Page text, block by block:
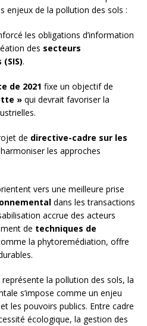
enjeux de la pollution des sols :
les obligations d’information
des secteurs
.
de 2021 fixe un objectif de
» qui devrait favoriser la
de directive-cadre sur les
les approches
vers une meilleure prise
dans les transactions
accrue des acteurs
de techniques de
la phytoremédiation, offre
représente la pollution des sols, la
s’impose comme un enjeu
les pouvoirs publics. Entre cadre
écologique, la gestion des